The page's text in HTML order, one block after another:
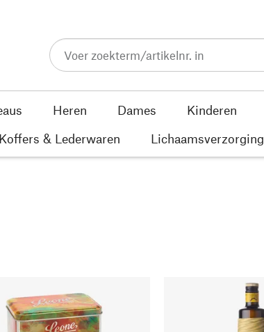
Heren Dames Kinderen
Koffers & Lederwaren
Lichaamsverzorging